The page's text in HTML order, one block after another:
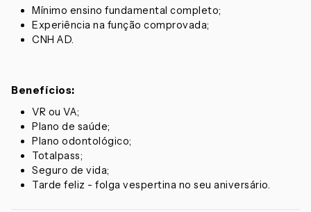
Mínimo ensino fundamental completo;
Experiência na função comprovada;
CNH AD.
Benefícios:
VR ou VA;
Plano de saúde;
Plano odontológico;
Totalpass;
Seguro de vida;
Tarde feliz - folga vespertina no seu aniversário.